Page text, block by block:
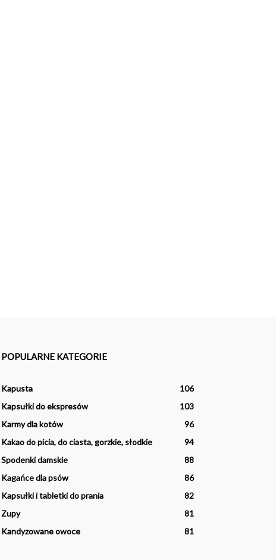
POPULARNE KATEGORIE
Kapusta
106
Kapsułki do ekspresów
103
Karmy dla kotów
96
Kakao do picia, do ciasta, gorzkie, słodkie
94
Spodenki damskie
88
Kagańce dla psów
86
Kapsułki i tabletki do prania
82
Zupy
81
Kandyzowane owoce
81